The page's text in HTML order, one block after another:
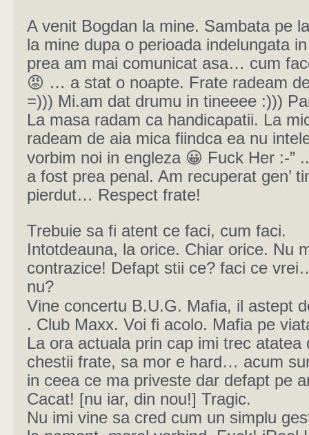
A venit Bogdan la mine. Sambata pe
la mine dupa o perioada indelungata
prea am mai comunicat asa… cum
😡 … a stat o noapte. Frate radeam
=))) Mi.am dat drumu in tineeee :)))
La masa radam ca handicapatii. La
radeam de aia mica fiindca ea nu
vorbim noi in engleza 😀 Fuck Her :-”
a fost prea penal. Am recuperat gen’
pierdut… Respect frate!
Trebuie sa fi atent ce faci, cum faci.
Intotdeauna, la orice. Chiar orice. Nu
contrazice! Defapt stii ce? faci ce
nu?
Vine concertu B.U.G. Mafia, il astept
. Club Maxx. Voi fi acolo. Mafia pe
La ora actuala prin cap imi trec atatea
chestii frate, sa mor e hard… acum
in ceea ce ma priveste dar defapt pe
Cacat! [nu iar, din nou!] Tragic.
Nu imi vine sa cred cum un simplu